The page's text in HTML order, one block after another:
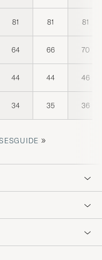
81 81 81
64 66 70
44 44 46
34 35 36
»